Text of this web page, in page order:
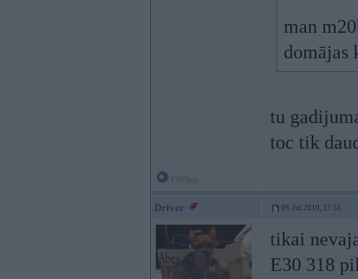
man
domājas
tu
toc tik
Driver 09. Jul 2010, 17:55
tikai
E30 318